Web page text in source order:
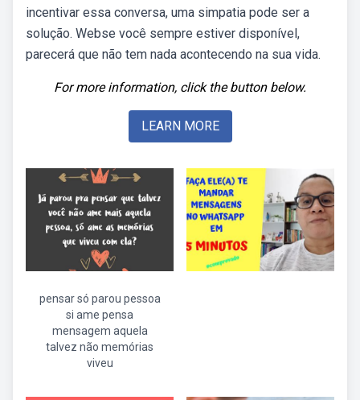
incentivar essa conversa, uma simpatia pode ser a
solução. Webse você sempre estiver disponível,
parecerá que não tem nada acontecendo na sua vida.
For more information, click the button below.
LEARN MORE
pensar só parou pessoa
si ame pensa
mensagem aquela
talvez não memórias
viveu